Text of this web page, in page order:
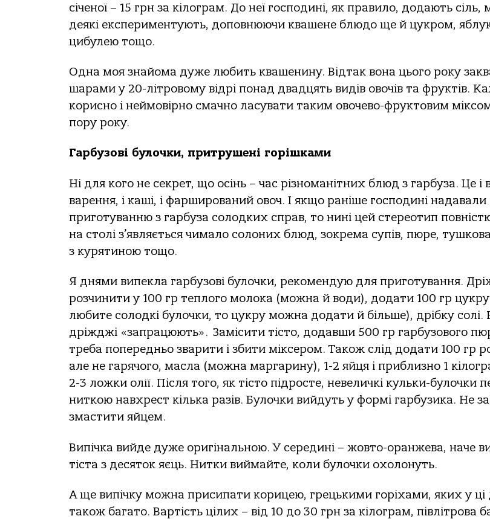
січеної – 15 грн за кілограм. До неї господині, як правило, додають сіль,
деякі експериментують, доповнюючи квашене блюдо ще й цукром,
цибулею тощо.
Одна моя знайома дуже любить квашенину. Відтак вона цього року
шарами у 20-літровому відрі понад двадцять видів овочів та фруктів.
корисно і неймовірно смачно ласувати таким овочево-фруктовим
пору року.
Гарбузові булочки, притрушені горішками
Ні для кого не секрет, що осінь – час різноманітних блюд з гарбуза. Це і
варення, і каші, і фарширований овоч. І якщо раніше господині надавали
приготуванню з гарбуза солодких справ, то нині цей стереотип
на столі з’являється чимало солоних блюд, зокрема супів, пюре,
з курятиною тощо.
Я днями випекла гарбузові булочки, рекомендую для приготування.
розчинити у 100 гр теплого молока (можна й води), додати 100 гр
любите солодкі булочки, то цукру можна додати й більше), дрібку солі.
дріжджі «запрацюють». Замісити тісто, додавши 500 гр гарбузового
треба попередньо зварити і збити міксером. Також слід додати 100 гр
але не гарячого, масла (можна маргарину), 1-2 яйця і приблизно 1
2-3 ложки олії. Після того, як тісто підросте, невеличкі кульки-булочки
ниткою навхрест кілька разів. Булочки вийдуть у формі гарбузика. Не
змастити яйцем.
Випічка вийде дуже оригінальною. У середині – жовто-оранжева, наче
тіста з десяток яєць. Нитки виймайте, коли булочки охолонуть.
А ще випічку можна присипати корицею, грецькими горіхами, яких у ці
також багато. Вартість цілих – від 10 до 30 грн за кілограм, півлітрова